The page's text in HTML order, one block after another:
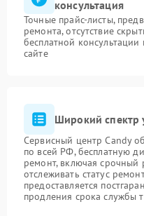
консультация
Точные прайс-листы,
ремонта, отсутствие
бесплатной
сайте
Широкий спектр
Сервисный центр Candy
по всей РФ, бесплатную
ремонт, включая срочный
отслеживать статус
предоставляется
продления срока службы